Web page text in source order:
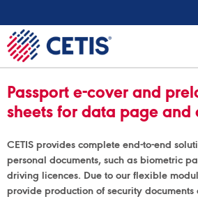
Passport e-cover and
sheets for data page and
CETIS provides complete end-to-end
personal documents, such as biometric
driving licences. Due to our flexible
provide production of security